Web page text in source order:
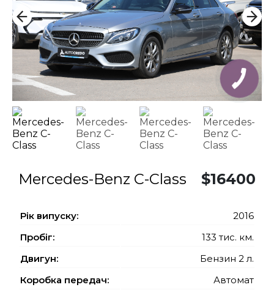
Mercedes-Benz C-Class $16400
Рiк випуску:
2016
Пробіг:
133 тис. км.
Двигун:
Бензин 2 л.
Коробка передач:
Автомат